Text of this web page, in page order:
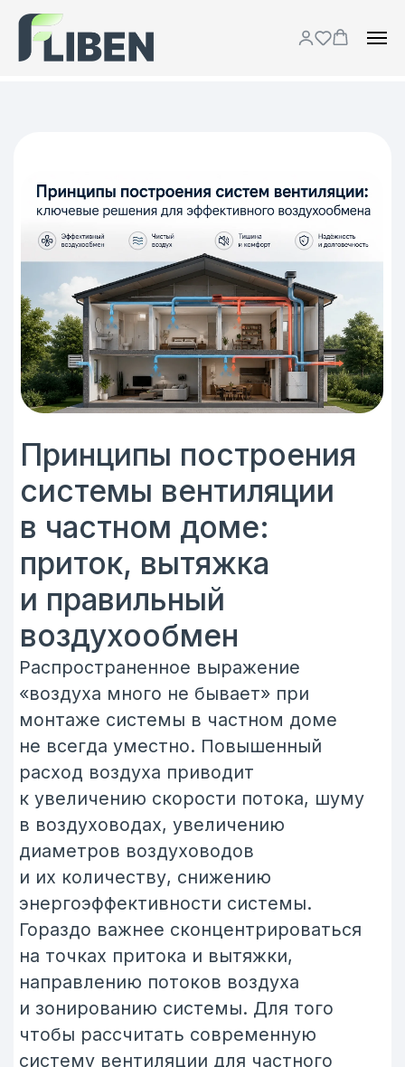
Принципы построения
системы вентиляции
в частном доме:
приток, вытяжка
воздухообмен
Распространенное выражение
«воздуха много не бывает» при
не всегда уместно. Повышенный
к увеличению скорости потока, шуму
диаметров воздуховодов
и их количеству, снижению
энергоэффективности системы.
Гораздо важнее сконцентрироваться
направлению потоков воздуха
и зонированию системы. Для того
чтобы рассчитать современную
систему вентиляции для частного
дома необходимо помнить основные
задачи которые она выполняет:
жителям и удалить избыточную
влажность, вредные вещества
и запахи.
Для этого здание делится на зоны
притока и вытяжки.
Жилые помещения, где находятся
люди более 2-х часов спальни,
детские, кабинеты, гостиные и т. п.
Вытяжка
Влажные помещения, с повышенной